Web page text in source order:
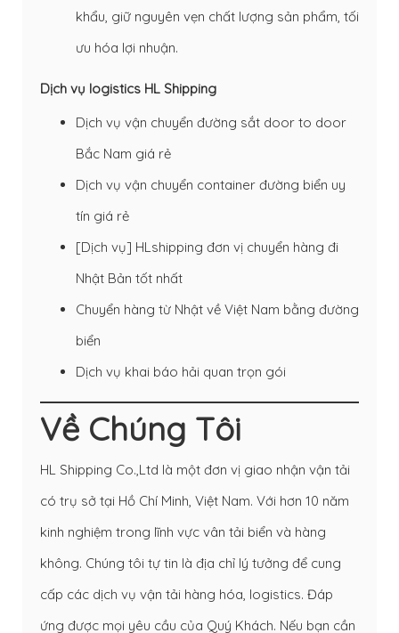
khẩu, giữ nguyên vẹn chất lượng sản phẩm, tối
ưu hóa lợi nhuận.
Dịch vụ logistics HL Shipping
Dịch vụ vận chuyển đường sắt door to door
Bắc Nam giá rẻ
Dịch vụ vận chuyển container đường biển uy
tín giá rẻ
[Dịch vụ] HLshipping đơn vị chuyển hàng đi
Nhật Bản tốt nhất
Chuyển hàng từ Nhật về Việt Nam bằng đường
biển
Dịch vụ khai báo hải quan trọn gói
Về Chúng Tôi
HL Shipping Co.,Ltd là một đơn vị giao nhận vận tải
có trụ sở tại Hồ Chí Minh, Việt Nam. Với hơn 10 năm
kinh nghiệm trong lĩnh vực vân tải biển và hàng
không. Chúng tôi tự tin là địa chỉ lý tưởng để cung
cấp các dịch vụ vận tải hàng hóa, logistics. Đáp
ứng được mọi yêu cầu của Quý Khách. Nếu bạn cần